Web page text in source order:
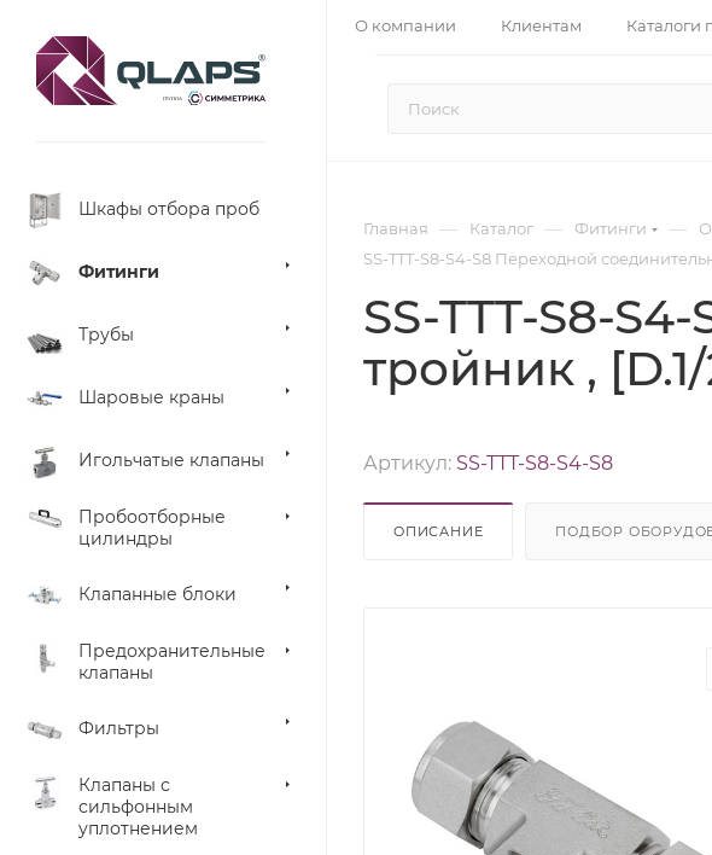
О компании Клиентам Каталоги
Шкафы отбора проб
Фитинги
Трубы
Шаровые краны
Игольчатые клапаны
Пробоотборные
цилиндры
Клапанные блоки
Предохранительные
клапаны
Фильтры
Клапаны с
сильфонным
уплотнением
Главная — Каталог — Фитинги —
SS-TTT-S8-S4-S8 Переходной
SS-TTT-S8-
тройник ,
Артикул: SS-TTT-S8-S4-S8
ОПИСАНИЕ ПОДБОР